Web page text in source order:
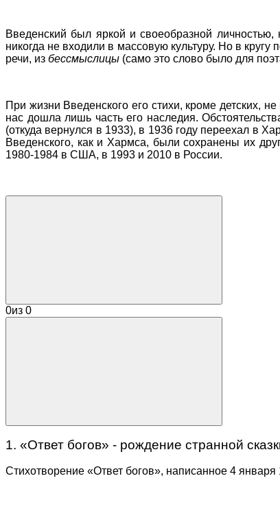
Введенский был яркой и своеобразной
никогда не входили в массовую культуру. Но в
речи, из бессмыслицы (само это слово было для
При жизни Введенского его стихи, кроме детских,
нас дошла лишь часть его наследия.
(откуда вернулся в 1933), в 1936 году переехал в
Введенского, как и Хармса, были сохранены их
1980-1984 в США, в 1993 и 2010 в России.
0из 0
1. «Ответ богов» - рождение странной
Стихотворение «Ответ богов», написанное 4